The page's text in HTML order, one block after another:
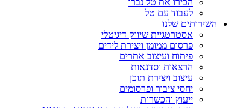
הכירו את טל נברו
לעבוד עם טל
השירותים שלנו
אסטרטגיית שיווק דיגיטלי
פרסום ממומן ויצירת לידים
פיתוח ועיצוב אתרים
הרצאות וסדנאות
עיצוב ויצירת תוכן
יחסי ציבור ופרסומים
ייעוץ והכשרות